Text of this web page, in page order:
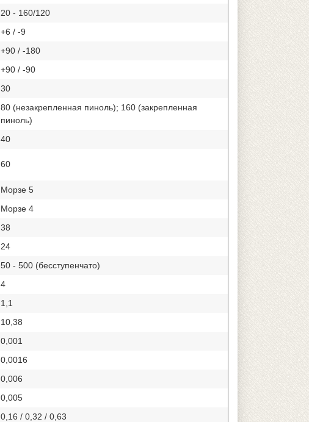
20 - 160/120
+6 / -9
+90 / -180
+90 / -90
30
80 (незакрепленная пиноль); 160 (закрепленная
пиноль)
40
60
Морзе 5
Морзе 4
38
24
50 - 500 (бесступенчато)
4
1,1
10,38
0,001
0,0016
0,006
0,005
0,16 / 0,32 / 0,63